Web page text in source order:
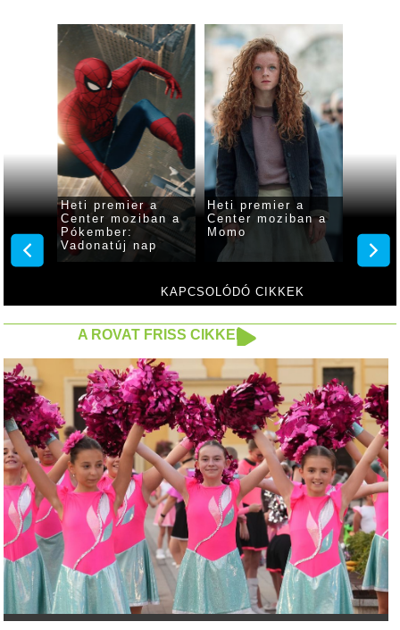
KAPCSOLÓDÓ CIKKEK
a
Heti premier a
Center moziban a
Pókember:
Vadonatúj nap
Heti premier a
Center moziban a
Momo
Heti
A ROVAT FRISS CIKKEI